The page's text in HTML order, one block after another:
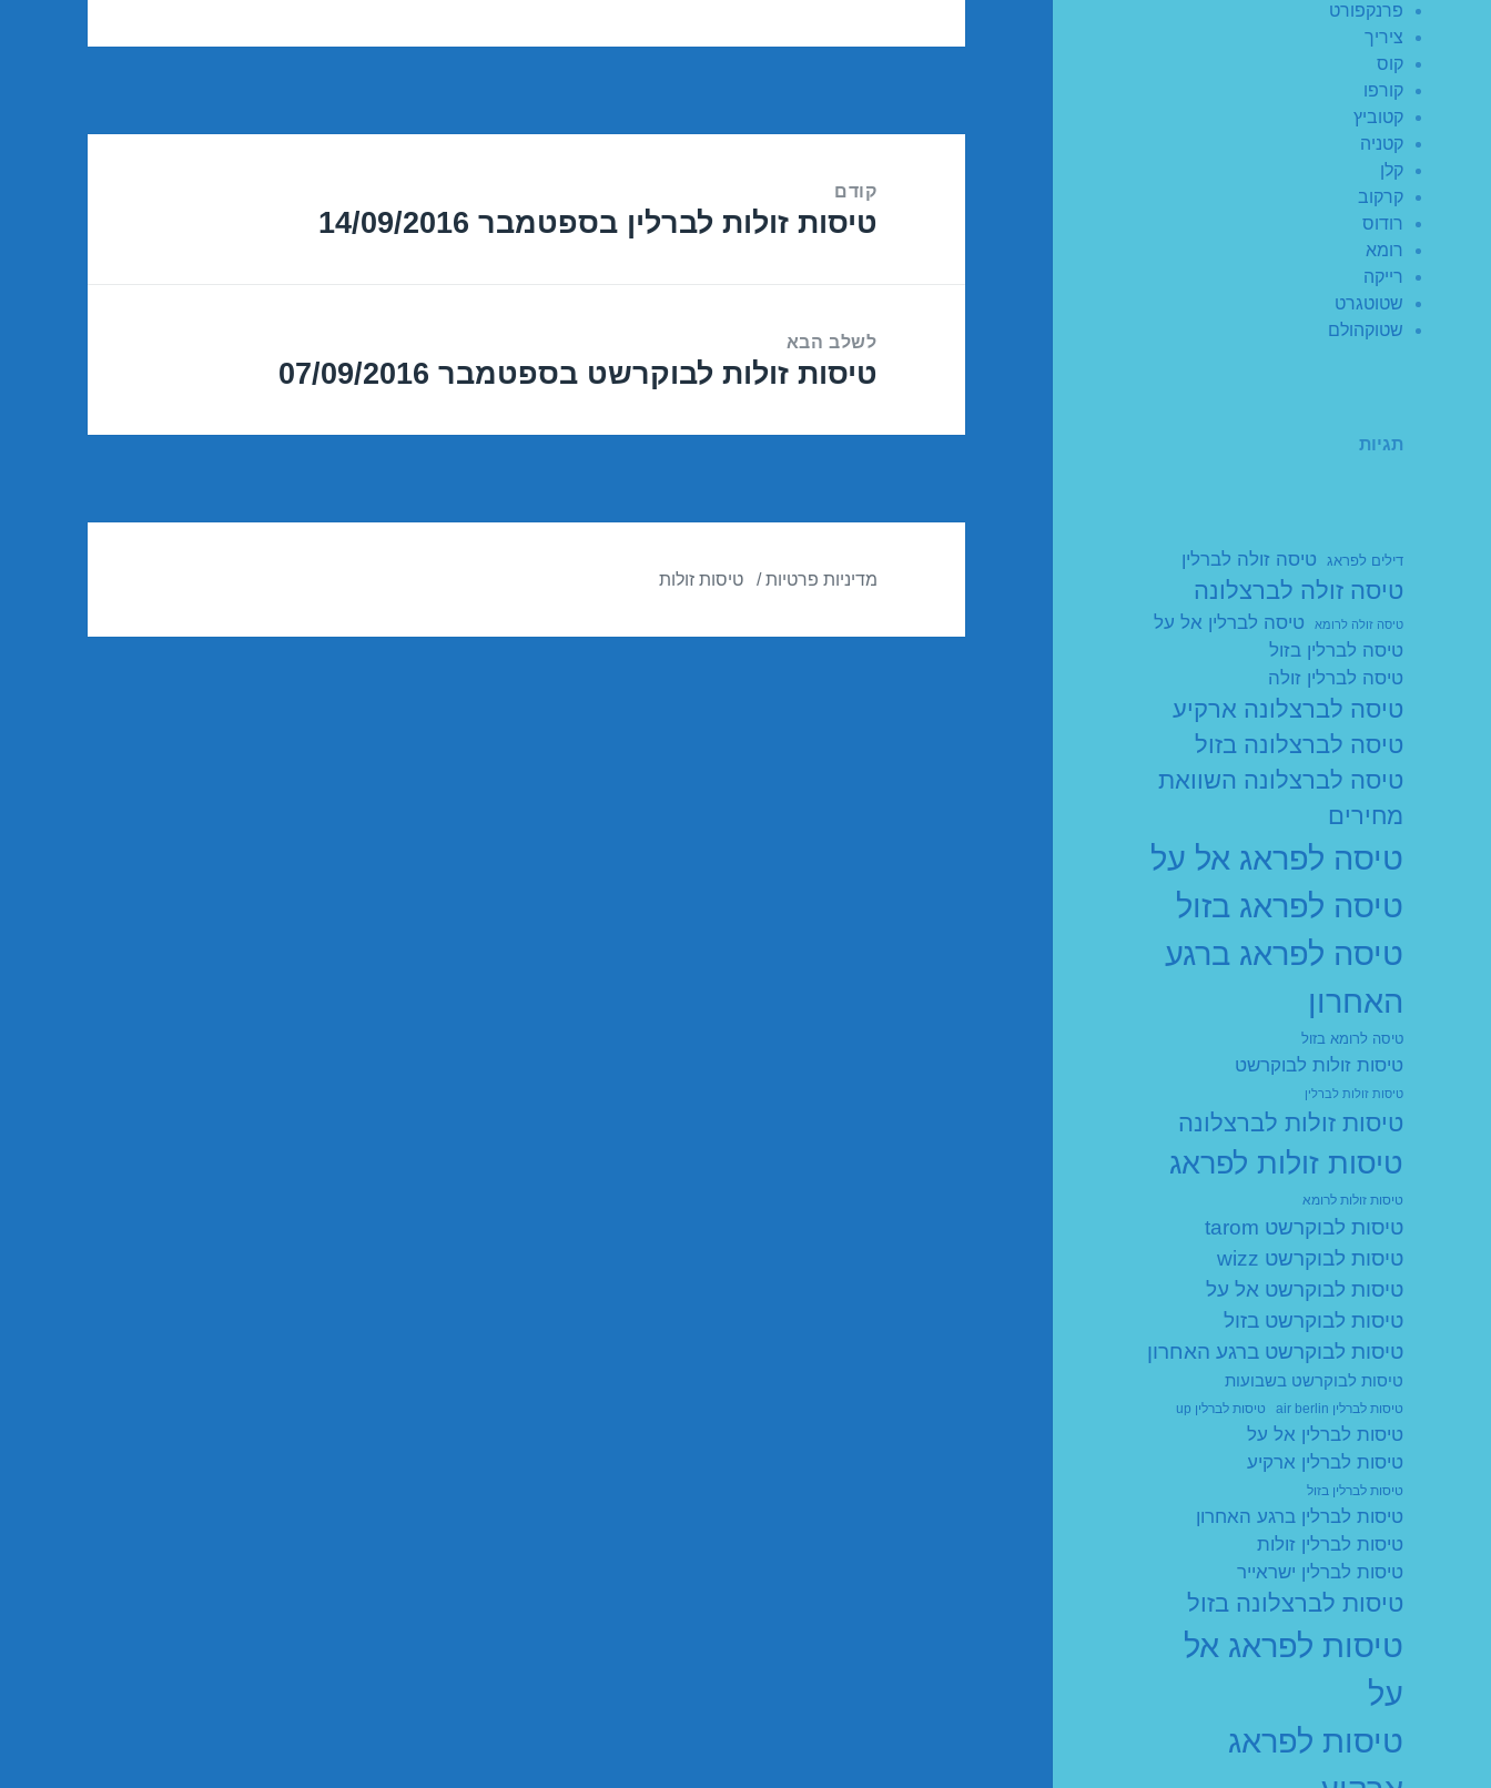
פרנקפורט
ציריך
קוס
קורפו
קטוביץ
קטניה
קלן
קרקוב
רודוס
רומא
רייקה
שטוטגרט
שטוקהולם
תגיות
דילים לפראג טיסה זולה לברלין
טיסה זולה לברצלונה
טיסה זולה לרומא
טיסה לברלין אל על
טיסה לברלין בזול
טיסה לברלין זולה
טיסה לברצלונה ארקיע
טיסה לברצלונה בזול
טיסה לברצלונה השוואת
מחירים
טיסה לפראג אל על
טיסה לפראג בזול
טיסה לפראג ברגע
האחרון
טיסה לרומא בזול
טיסות זולות לבוקרשט
טיסות זולות לברלין
טיסות זולות לברצלונה
טיסות זולות לפראג
טיסות זולות לרומא
טיסות לבוקרשט tarom
טיסות לבוקרשט wizz
טיסות לבוקרשט אל על
טיסות לבוקרשט בזול
טיסות לבוקרשט ברגע האחרון
טיסות לבוקרשט בשבועות
טיסות לברלין air berlin טיסות לברלין up
טיסות לברלין אל על
טיסות לברלין ארקיע
טיסות לברלין בזול
טיסות לברלין ברגע האחרון
טיסות לברלין זולות
טיסות לברלין ישראייר
טיסות לברצלונה בזול
טיסות לפראג אל
על
טיסות לפראג
קודם
הפוסט
טיסות זולות לברלין בספטמבר 14/09/2016
לשלב הבא
הפוסט
טיסות זולות לבוקרשט בספטמבר 07/09/2016
מדיניות פרטיות טיסות זולות